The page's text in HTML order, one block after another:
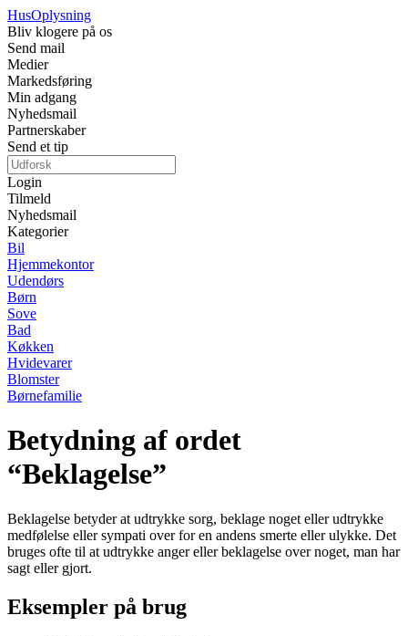
HusOplysning
Bliv klogere på os
Send mail
Medier
Markedsføring
Min adgang
Nyhedsmail
Partnerskaber
Send et tip
Login
Tilmeld
Nyhedsmail
Kategorier
Bil
Hjemmekontor
Udendørs
Børn
Sove
Bad
Køkken
Hvidevarer
Blomster
Børnefamilie
Betydning af ordet
“Beklagelse”
Beklagelse betyder at udtrykke sorg, beklage noget eller udtrykke
medfølelse eller sympati over for en andens smerte eller ulykke. Det
bruges ofte til at udtrykke anger eller beklagelse over noget, man har
sagt eller gjort.
Eksempler på brug